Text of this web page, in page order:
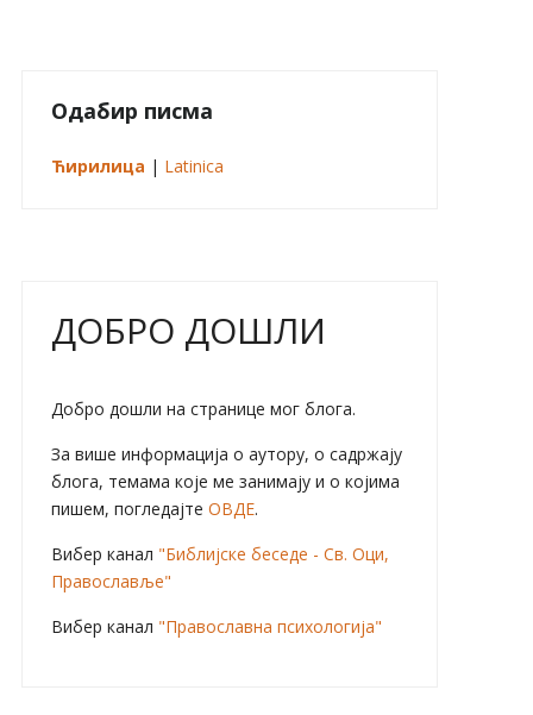
Одабир писма
Ћирилица | Latinica
ДОБРО ДОШЛИ
Добро дошли на странице мог блога.
За више информација о аутору, о садржају
блога, темама које ме занимају и о којима
пишем, погледајте ОВДЕ.
Вибер канал "Библијске беседе - Св. Оци,
Православље"
Вибер канал "Православна психологија"